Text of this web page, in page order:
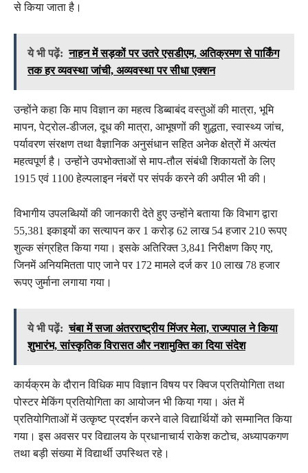
से किया जाता है।
ये भी पढ़ें: नाहन में सड़कों पर उतरे एसडीएम, अतिक्रमण से पार्किंग
तक हर व्यवस्था जांची, अव्यवस्था पर सीधा एक्शन
उन्होंने कहा कि माप विज्ञान का महत्व डिब्बाबंद वस्तुओं की मात्रा, भूमि
मापन, पेट्रोल-डीजल, दूध की मात्रा, आभूषणों की शुद्धता, स्वास्थ्य जांच,
पर्यावरण संरक्षण तथा वैज्ञानिक अनुसंधान सहित अनेक क्षेत्रों में अत्यंत
महत्वपूर्ण है। उन्होंने उपभोक्ताओं से माप-तौल संबंधी शिकायतों के लिए
1915 एवं 1100 हेल्पलाइन नंबरों पर संपर्क करने की अपील भी की।
विभागीय उपलब्धियों की जानकारी देते हुए उन्होंने बताया कि विभाग द्वारा
55,381 इकाइयों का सत्यापन कर 1 करोड़ 62 लाख 54 हजार 210 रूपए
शुल्क संग्रहित किया गया। इसके अतिरिक्त 3,841 निरीक्षण किए गए,
जिनमें अनियमितता पाए जाने पर 172 मामले दर्ज कर 10 लाख 78 हजार
रूपए जुर्माना लगाया गया।
ये भी पढ़ें: चंबा में सजा अंतरराष्ट्रीय मिंजर मेला, राज्यपाल ने किया
शुभारंभ, सांस्कृतिक विरासत और नशामुक्ति का दिया संदेश
कार्यक्रम के दौरान विधिक माप विज्ञान विषय पर क्विज प्रतियोगिता तथा
पोस्टर मेकिंग प्रतियोगिता का आयोजन भी किया गया। अंत में
प्रतियोगिताओं में उत्कृष्ट प्रदर्शन करने वाले विद्यार्थियों को सम्मानित किया
गया। इस अवसर पर विद्यालय के प्रधानाचार्य राकेश कटोच, अध्यापकगण
तथा बड़ी संख्या में विद्यार्थी उपस्थित रहे।